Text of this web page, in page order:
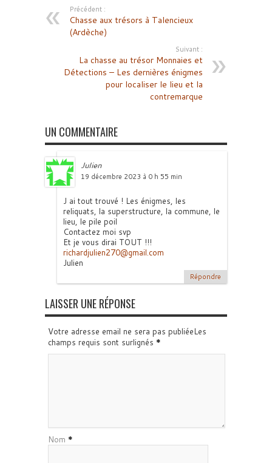
Précédent :
Chasse aux trésors à Talencieux
(Ardèche)
Suivant :
La chasse au trésor Monnaies et
Détections – Les dernières énigmes
pour localiser le lieu et la
contremarque
UN COMMENTAIRE
Julien
19 décembre 2023 à 0 h 55 min
J ai tout trouvé ! Les énigmes, les
reliquats, la superstructure, la commune, le
lieu, le pile poil
Contactez moi svp
Et je vous dirai TOUT !!!
richardjulien270@gmail.com
Julien
Répondre
LAISSER UNE RÉPONSE
Votre adresse email ne sera pas publiéeLes
champs requis sont surlignés *
Nom *